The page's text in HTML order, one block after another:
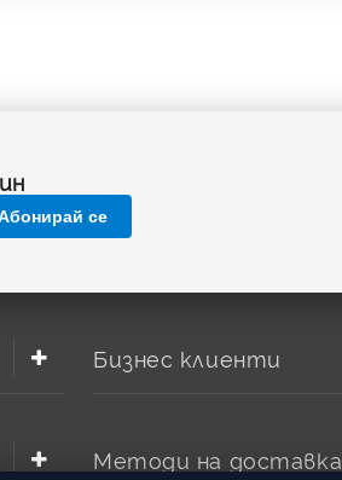
се
Бизнес клиенти
Методи на доставка